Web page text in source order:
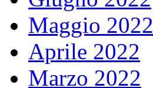
Maggio 2022
Aprile 2022
Marzo 2022